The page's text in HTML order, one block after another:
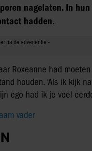
nagelaten. In hun
hadden.
Roxeanne had
houden. ‘Als ik kijk
ego had ik je veel
vader